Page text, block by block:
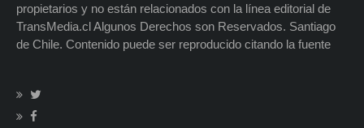
propietarios y no están relacionados con la línea editorial de
TransMedia.cl Algunos Derechos son Reservados. Santiago
de Chile. Contenido puede ser reproducido citando la fuente